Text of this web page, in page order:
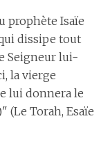
prophète Isaïe
dissipe tout
Seigneur lui-
la vierge
lui donnera le
(Le Torah, Esaïe